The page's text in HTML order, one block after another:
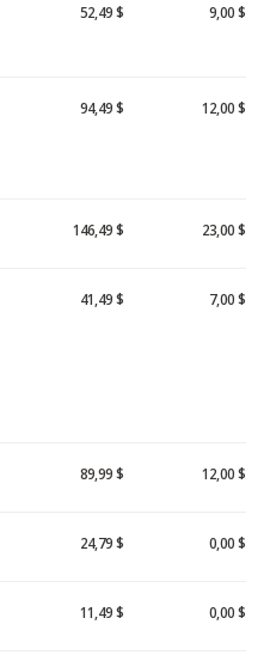
52,49 $ 9,00 $
94,49 $ 12,00 $
146,49 $ 23,00 $
41,49 $ 7,00 $
89,99 $ 12,00 $
24,79 $ 0,00 $
11,49 $ 0,00 $